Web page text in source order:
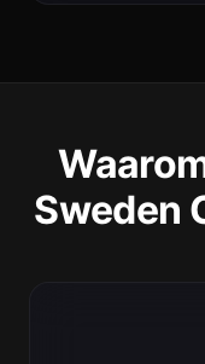
Sweden